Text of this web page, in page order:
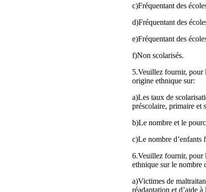
c)Fréquentant des
d)Fréquentant des
e)Fréquentant des
f)Non scolarisés.
5.Veuillez fournir, pour
origine ethnique sur:
a)Les taux de
préscolaire, primaire et
b)Le nombre et le
c)Le nombre d’enfants
6.Veuillez fournir, pour
ethnique sur le nombre
a)Victimes de
réadaptation et d’aide